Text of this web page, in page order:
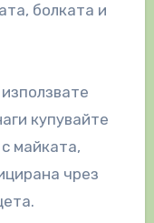
болката и
купувайте
майката,
чрез